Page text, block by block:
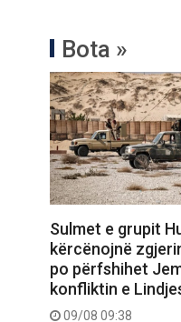
Bota »
Sulmet e grupit
kërcënojnë
po përfshihet
konfliktin e
09/08 09:38